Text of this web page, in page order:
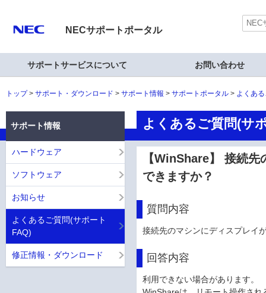
NECサポートポータル
サポートサービスについて お問い合わせ
トップ サポート・ダウンロード サポート情報 サポートポータル よくあ
よくあるご質問(サ
【WinShare】 接続
できますか？
質問内容
接続先のマシンにディスプレイ
回答内容
利用できない場合があります。
サポート情報
ハードウェア
ソフトウェア
お知らせ
よくあるご質問(サポート
FAQ)
修正情報・ダウンロード